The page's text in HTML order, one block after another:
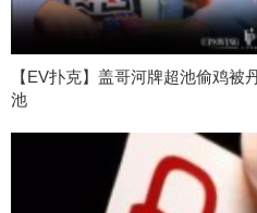
【EV扑克】盖哥河牌超池偷鸡
池